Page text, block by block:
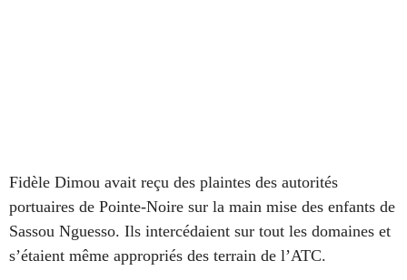
Fidèle Dimou avait reçu des plaintes des autorités
portuaires de Pointe-Noire sur la main mise des enfants de
Sassou Nguesso. Ils intercédaient sur tout les domaines et
s’étaient même appropriés des terrain de l’ATC.